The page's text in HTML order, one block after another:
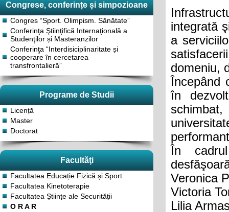
Congrese, conferințe și simpozioane
Congres “Sport. Olimpism. Sănătate”
Conferinţa Ştiinţifică Internaţională a
Studenţilor și Masteranzilor
Conferinţa “Interdisiciplinaritate și
cooperare în cercetarea
transfrontalieră”
Programe de Studii
Licență
Master
Doctorat
Facultăţi
Facultatea Educație Fizică și Sport
Facultatea Kinetoterapie
Facultatea Științe ale Securității
O R A R
integrată
a
domeniu,
Începând
în
În
Veronica
Victoria
Lilia